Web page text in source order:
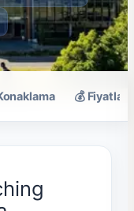
💰 Fiyatlar